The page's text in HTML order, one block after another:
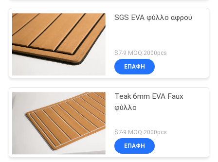
SGS EVA φύλλο αφρού
$7-9 MOQ:2000pcs
ΕΠΑΦΉ
Teak 6mm EVA Faux
φύλλο
$7-9 MOQ:2000pcs
ΕΠΑΦΉ